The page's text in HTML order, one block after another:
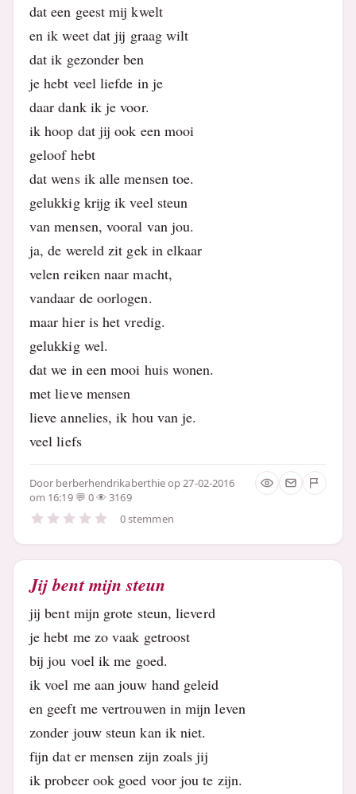
dat een geest mij kwelt
en ik weet dat jij graag wilt
dat ik gezonder ben
je hebt veel liefde in je
daar dank ik je voor.
ik hoop dat jij ook een mooi
geloof hebt
dat wens ik alle mensen toe.
gelukkig krijg ik veel steun
van mensen, vooral van jou.
ja, de wereld zit gek in elkaar
velen reiken naar macht,
vandaar de oorlogen.
maar hier is het vredig.
gelukkig wel.
dat we in een mooi huis wonen.
met lieve mensen
lieve annelies, ik hou van je.
veel liefs
Door berberhendrikaberthieop 27-02-2016
om 16:19
0
3169
0 stemmen
Jij bent mijn steun
jij bent mijn grote steun, lieverd
je hebt me zo vaak getroost
bij jou voel ik me goed.
ik voel me aan jouw hand geleid
en geeft me vertrouwen in mijn leven
zonder jouw steun kan ik niet.
fijn dat er mensen zijn zoals jij
ik probeer ook goed voor jou te zijn.